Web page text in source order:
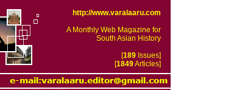
http://www.varalaaru.com
A Monthly Web Magazine for
South Asian History
[189Issues]
[1849Articles]